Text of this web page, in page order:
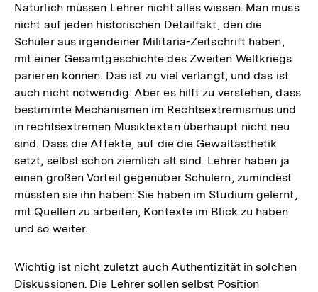
Natürlich müssen Lehrer nicht alles wissen. Man muss
nicht auf jeden historischen Detailfakt, den die
Schüler aus irgendeiner Militaria-Zeitschrift haben,
mit einer Gesamtgeschichte des Zweiten Weltkriegs
parieren können. Das ist zu viel verlangt, und das ist
auch nicht notwendig. Aber es hilft zu verstehen, dass
bestimmte Mechanismen im Rechtsextremismus und
in rechtsextremen Musiktexten überhaupt nicht neu
sind. Dass die Affekte, auf die die Gewaltästhetik
setzt, selbst schon ziemlich alt sind. Lehrer haben ja
einen großen Vorteil gegenüber Schülern, zumindest
müssten sie ihn haben: Sie haben im Studium gelernt,
mit Quellen zu arbeiten, Kontexte im Blick zu haben
und so weiter.
Wichtig ist nicht zuletzt auch Authentizität in solchen
Diskussionen. Die Lehrer sollen selbst Position